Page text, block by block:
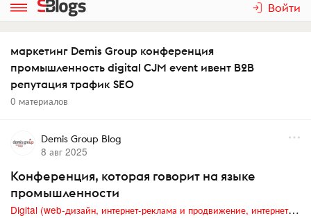
Войти
маркетинг Demis Group конференция
промышленность digital CJM event ивент B2B
репутация трафик SEO
0 материалов
Demis Group Blog
8 авг 2025
Конференция, которая говорит на языке
промышленности
Digital (web-дизайн, интернет-реклама и продвижение, интернет-сообщества и блоги, интернет-коммуникации, мобильный маркетинг, реклама на цифровых экранах)